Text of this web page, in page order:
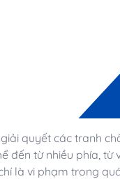
quyết các tranh
đến từ nhiều phía,
là vi phạm trong